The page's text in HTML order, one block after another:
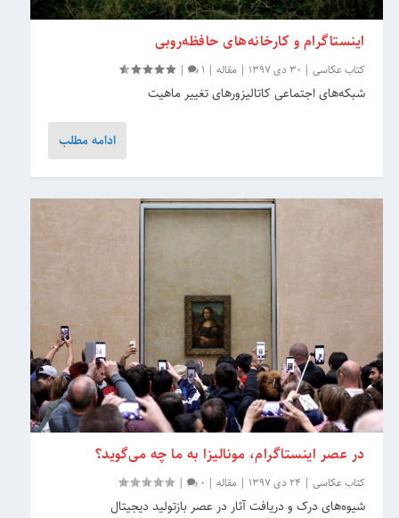
اینستاگرام و کارخانه‌های حافظه‌روبی
کتاب عکاسی | 30 دی 1397 |مقاله |
1
|
شبکه‌های اجتماعی کاتالیزورهای تغییر ماهیت
ادامه مطلب
در عصر اینستاگرام، مونالیزا به ما چه می‌گوید؟
کتاب عکاسی | 24 دی 1397 |مقاله |
0
|
شیوه‌های درک و دریافت آثار در عصر بازتولید دیجیتال